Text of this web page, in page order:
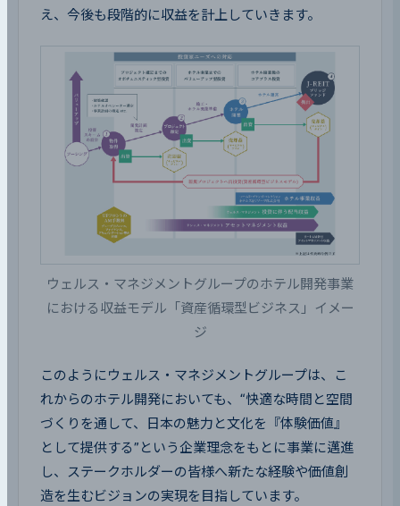
え、今後も段階的に収益を計上していきます。
ウェルス・マネジメントグループのホテル開発事業
における収益モデル「資産循環型ビジネス」イメー
ジ
このようにウェルス・マネジメントグループは、こ
れからのホテル開発においても、“快適な時間と空間
づくりを通して、日本の魅力と文化を『体験価値』
として提供する”という企業理念をもとに事業に邁進
し、ステークホルダーの皆様へ新たな経験や価値創
造を生むビジョンの実現を目指しています。